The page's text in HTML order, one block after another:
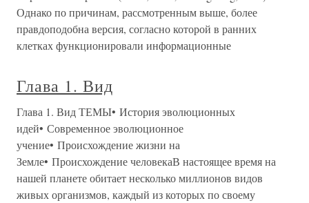
Однако по причинам, рассмотренным выше, более
правдоподобна версия, согласно которой в ранних
клетках функционировали информационные
Глава 1. Вид
Глава 1. Вид ТЕМЫ• История эволюционных
идей• Современное эволюционное
учение• Происхождение жизни на
Земле• Происхождение человекаВ настоящее время на
нашей планете обитает несколько миллионов видов
живых организмов, каждый из которых по своему